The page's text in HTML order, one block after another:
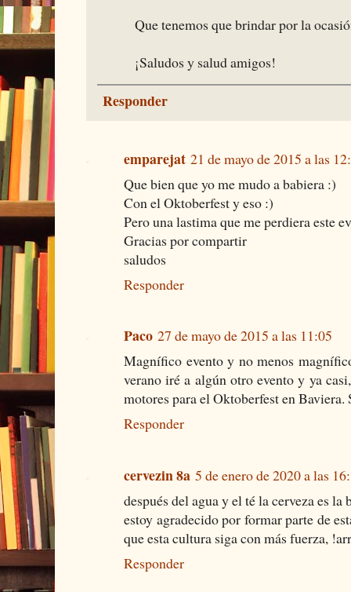
Que tenemos que brindar por la
¡Saludos y salud amigos!
Responder
emparejat 21 de mayo de 2015 a las
Que bien que yo me mudo a babiera :)
Con el Oktoberfest y eso :)
Pero una lastima que me perdiera este
Gracias por compartir
saludos
Responder
Paco 27 de mayo de 2015 a las 11:05
Magnífico evento y no menos
verano iré a algún otro evento y ya
motores para el Oktoberfest en
Responder
cervezin 8a 5 de enero de 2020 a las
después del agua y el té la cerveza es
estoy agradecido por formar parte de
que esta cultura siga con más fuerza,
Responder